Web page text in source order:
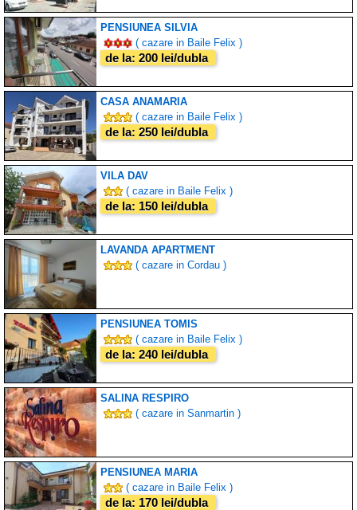
PENSIUNEA SILVIA
( cazare in Baile Felix )
de la: 200 lei/dubla
CASA ANAMARIA
( cazare in Baile Felix )
de la: 250 lei/dubla
VILA DAV
( cazare in Baile Felix )
de la: 150 lei/dubla
LAVANDA APARTMENT
( cazare in Cordau )
PENSIUNEA TOMIS
( cazare in Baile Felix )
de la: 240 lei/dubla
SALINA RESPIRO
( cazare in Sanmartin )
PENSIUNEA MARIA
( cazare in Baile Felix )
de la: 170 lei/dubla